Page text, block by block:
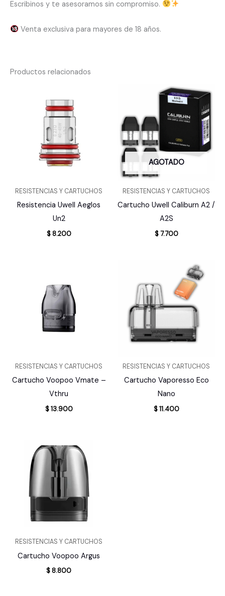
Escribinos y te asesoramos sin compromiso.
Venta exclusiva para mayores de 18 años.
Productos relacionados
RESISTENCIAS Y CARTUCHOS
Resistencia Uwell Aeglos
Un2
$8.200
AGOTADO
RESISTENCIAS Y CARTUCHOS
Cartucho Uwell Caliburn A2 /
A2S
$7.700
RESISTENCIAS Y CARTUCHOS
Cartucho Voopoo Vmate –
Vthru
$13.900
RESISTENCIAS Y CARTUCHOS
Cartucho Vaporesso Eco
Nano
$11.400
RESISTENCIAS Y CARTUCHOS
Cartucho Voopoo Argus
$8.800